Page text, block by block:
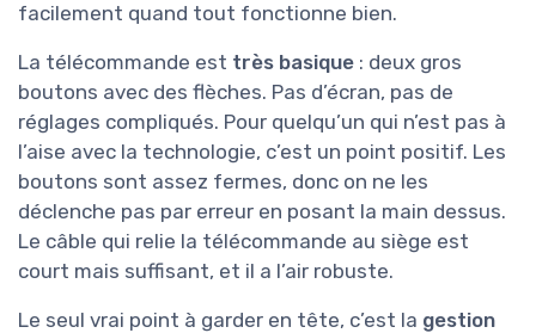
facilement quand tout fonctionne bien.
La télécommande est très basique : deux gros
boutons avec des flèches. Pas d’écran, pas de
réglages compliqués. Pour quelqu’un qui n’est pas à
l’aise avec la technologie, c’est un point positif. Les
boutons sont assez fermes, donc on ne les
déclenche pas par erreur en posant la main dessus.
Le câble qui relie la télécommande au siège est
court mais suffisant, et il a l’air robuste.
Le seul vrai point à garder en tête, c’est la gestion